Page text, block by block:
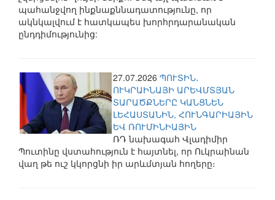
պահանջվող ինքնաքննադատությունը, որ
ակնկալվում է հատկապես խորհրդարանական
ընդդիմությունից:
27.07.2026 ՊՈՒՏԻՆ․
ՈՒԿՐԱԻՆԱՅԻ ԱՐԵՎՄՏՅԱՆ
ՏԱՐԱԾՔՆԵՐԸ ԿԱՆՑՆԵՆ
ԼԵՀԱՍՏԱՆԻՆ, ՀՈՒՆԳԱՐԻԱՅԻՆ
ԵՎ ՌՈՒՄԻՆԻԱՅԻՆ
ՌԴ նախագահ Վլադիմիր
Պուտինը վստահություն է հայտնել, որ Ուկրաինան
վաղ թե ուշ կկորցնի իր արևմտյան հողերը։